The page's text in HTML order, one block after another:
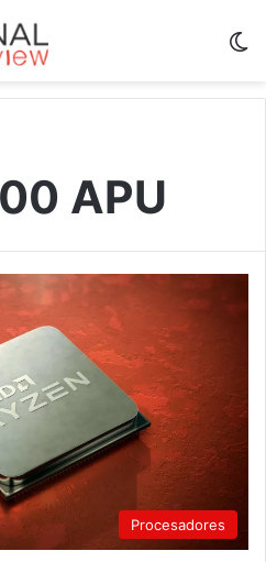
APU
Procesadores